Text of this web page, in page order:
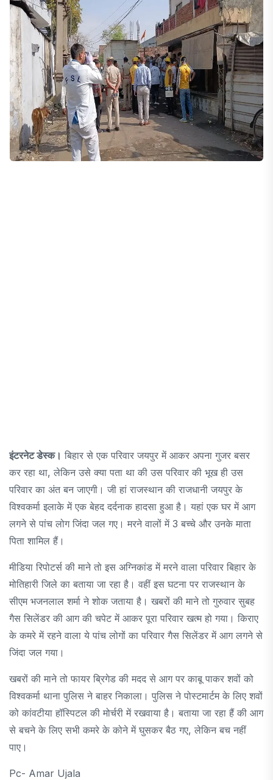
इंटरनेट डेस्क। बिहार से एक परिवार जयपुर में आकर अपना गुजर बसर
कर रहा था, लेकिन उसे क्या पता था की उस परिवार की भूख ही उस
परिवार का अंत बन जाएगी। जी हां राजस्थान की राजधानी जयपुर के
विश्वकर्मा इलाके में एक बेहद दर्दनाक हादसा हुआ है। यहां एक घर में आग
लगने से पांच लोग जिंदा जल गए। मरने वालों में 3 बच्चे और उनके माता
पिता शामिल हैं।
मीडिया रिपोटर्स की माने तो इस अग्निकांड में मरने वाला परिवार बिहार के
मोतिहारी जिले का बताया जा रहा है। वहीं इस घटना पर राजस्थान के
सीएम भजनलाल शर्मा ने शोक जताया है। खबरों की माने तो गुरुवार सुबह
गैस सिलेंडर की आग की चपेट में आकर पूरा परिवार खत्म हो गया। किराए
के कमरे में रहने वाला ये पांच लोगों का परिवार गैस सिलेंडर में आग लगने से
जिंदा जल गया।
खबरों की माने तो फायर ब्रिगेड की मदद से आग पर काबू पाकर शवों को
विश्वकर्मा थाना पुलिस ने बाहर निकाला। पुलिस ने पोस्टमार्टम के लिए शवों
को कांवटीया हॉस्पिटल की मोर्चरी में रखवाया है। बताया जा रहा हैं की आग
से बचने के लिए सभी कमरे के कोने में घुसकर बैठ गए, लेकिन बच नहीं
पाए।
Pc- Amar Ujala